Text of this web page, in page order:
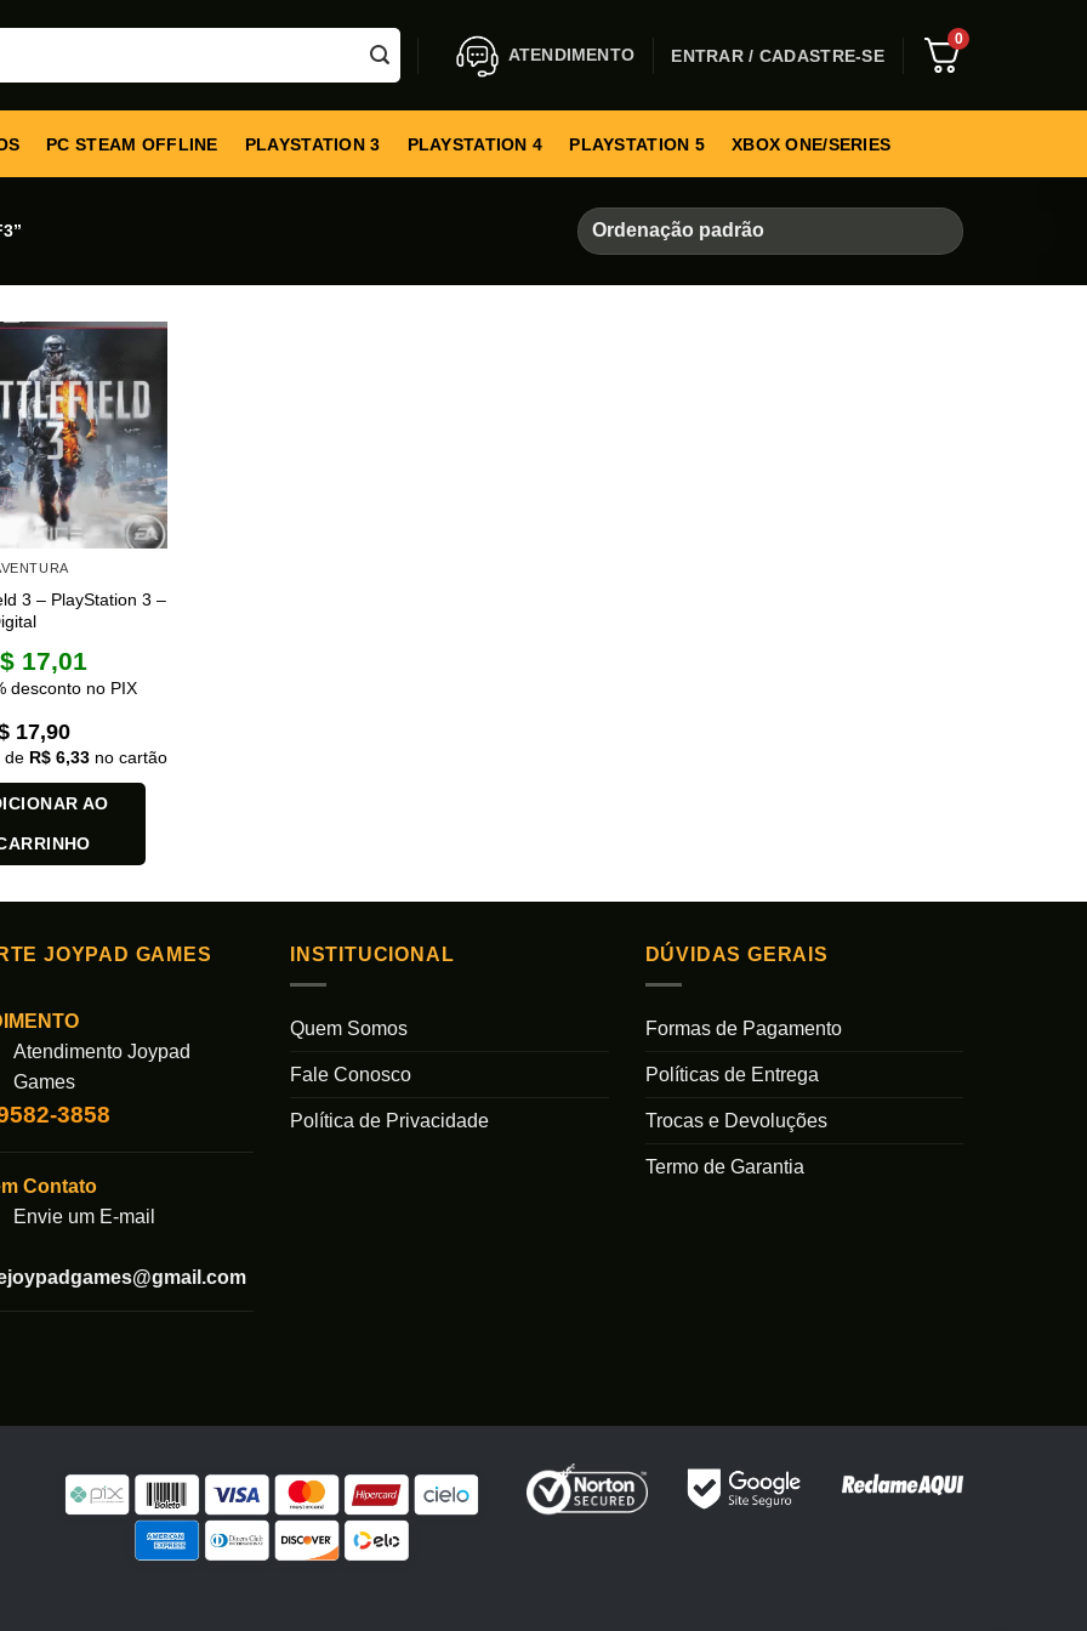
ATENDIMENTO ENTRAR / CADASTRE-SE
0
PC STEAM OFFLINE PLAYSTATION 3 PLAYSTATION 4 PLAYSTATION 5 XBOX ONE/SERIES
3 – PlayStation 3 –
17,01
desconto no PIX
17,90
de R$6,33no cartão
AO
JOYPAD GAMES
Atendimento Joypad
Games
3858
Contato
Envie um E-mail
INSTITUCIONAL
Quem Somos
Fale Conosco
Política de Privacidade
DÚVIDAS GERAIS
Formas de Pagamento
Políticas de Entrega
Trocas e Devoluções
Termo de Garantia